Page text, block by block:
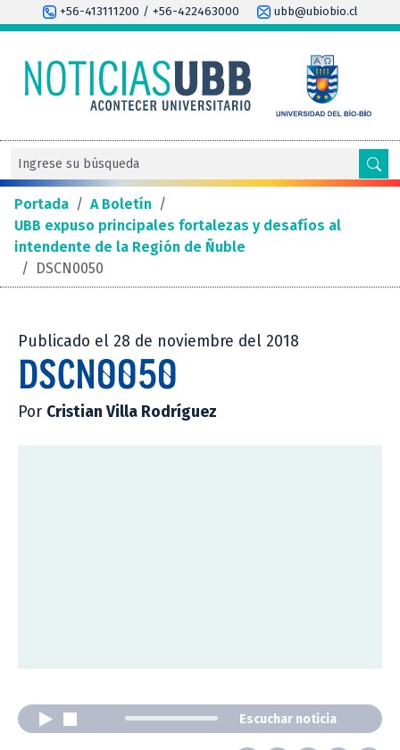
+56-413111200 / +56-422463000 ubb@ubiobio.cl
Portada / A Boletín /
UBB expuso principales fortalezas y desafíos al
intendente de la Región de Ñuble
/ DSCN0050
Publicado el 28 de noviembre del 2018
DSCN0050
Por Cristian Villa Rodríguez
Escuchar noticia